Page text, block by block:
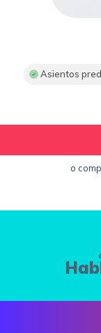
Asientos
o